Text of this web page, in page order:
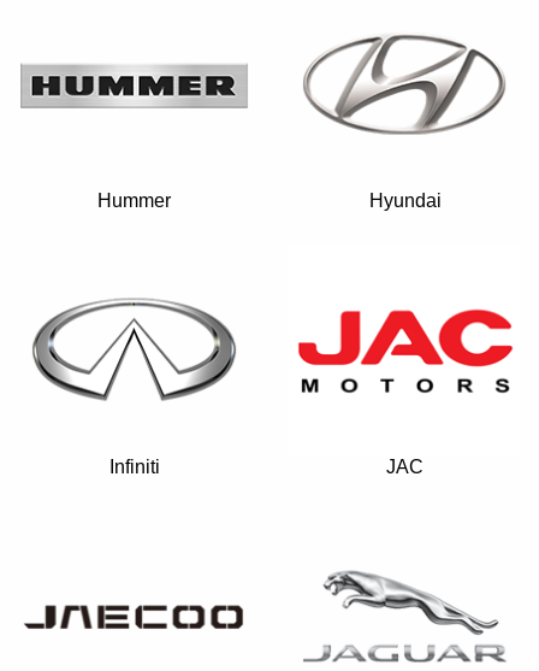
Hummer Hyundai
Infiniti JAC